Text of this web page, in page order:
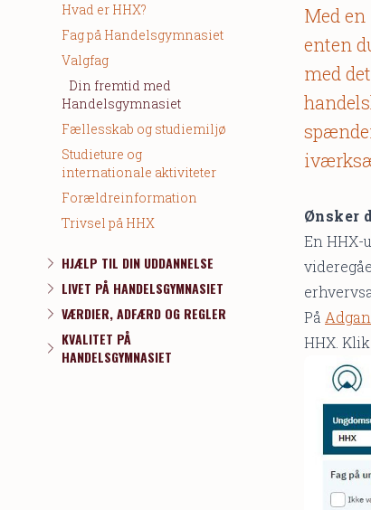
Hvad er HHX?
Fag på Handelsgymnasiet
Valgfag
Din fremtid med
Handelsgymnasiet
Fællesskab og studiemiljø
Studieture og
internationale aktiviteter
Forældreinformation
Trivsel på HHX
HJÆLP TIL DIN UDDANNELSE
LIVET PÅ HANDELSGYMNASIET
VÆRDIER, ADFÆRD OG REGLER
KVALITET PÅ
HANDELSGYMNASIET
Med
enten
med
Ønsker
En
På
HHX.